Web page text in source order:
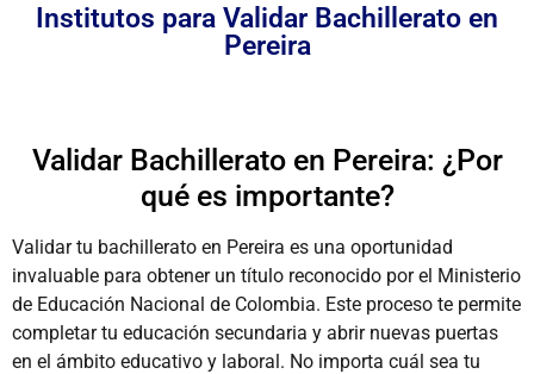
Institutos para Validar Bachillerato en
Pereira
Validar Bachillerato en Pereira: ¿Por
qué es importante?
Validar tu bachillerato en Pereira es una oportunidad
invaluable para obtener un título reconocido por el Ministerio
de Educación Nacional de Colombia. Este proceso te permite
completar tu educación secundaria y abrir nuevas puertas
en el ámbito educativo y laboral. No importa cuál sea tu